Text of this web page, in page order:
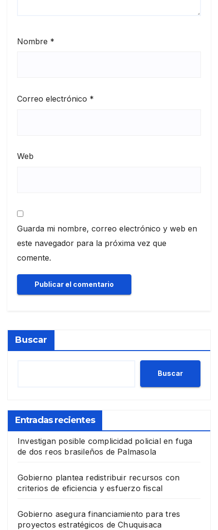
Nombre *
Correo electrónico *
Web
Guarda mi nombre, correo electrónico y web en
este navegador para la próxima vez que
comente.
Buscar
Buscar
Entradas recientes
Investigan posible complicidad policial en fuga
de dos reos brasileños de Palmasola
Gobierno plantea redistribuir recursos con
criterios de eficiencia y esfuerzo fiscal
Gobierno asegura financiamiento para tres
proyectos estratégicos de Chuquisaca